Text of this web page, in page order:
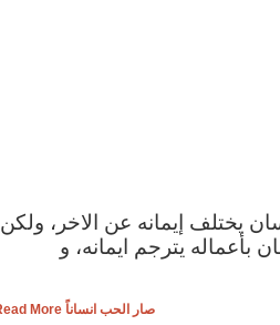
يختلف إيمانه عن الاخر، ولكن
بأعماله يترجم ايمانه، و
Read More صار الحب انساناً